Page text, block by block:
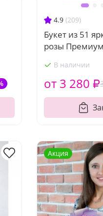
4.9 (209)
Букет из 51
розы
В наличии
от 3 280 ₽
Акция